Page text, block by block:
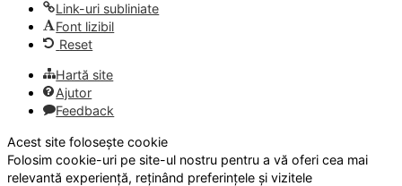
Link-uri subliniate
Font lizibil
Reset
Hartă site
Ajutor
Feedback
Acest site folosește cookie
Folosim cookie-uri pe site-ul nostru pentru a vă oferi cea mai
relevantă experiență, reținând preferințele și vizitele